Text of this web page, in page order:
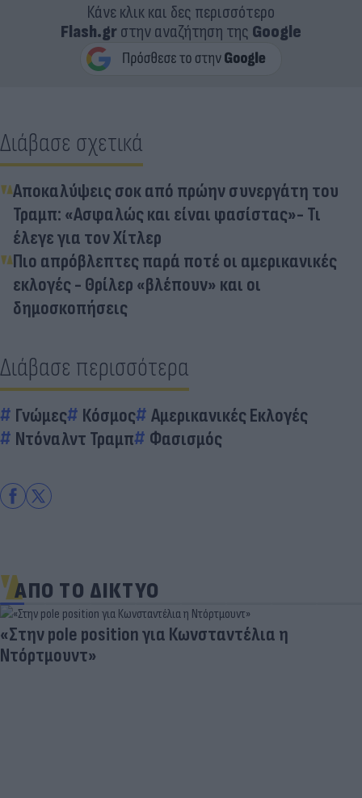
Κάνε κλικ και δες περισσότερο
Flash.grστην αναζήτηση της Google
Διάβασε σχετικά
Αποκαλύψεις σοκ από πρώην συνεργάτη του
Τραμπ: «Ασφαλώς και είναι φασίστας»- Τι
έλεγε για τον Χίτλερ
Πιο απρόβλεπτες παρά ποτέ οι αμερικανικές
εκλογές - Θρίλερ «βλέπουν» και οι
δημοσκοπήσεις
Διάβασε περισσότερα
Γνώμες Κόσμος
Αμερικανικές Εκλογές
Ντόναλντ Τραμπ
Φασισμός
ΑΠΟ ΤΟ ΔΙΚΤΥΟ
«Στην pole position για Κωνσταντέλια η
Ντόρτμουντ»